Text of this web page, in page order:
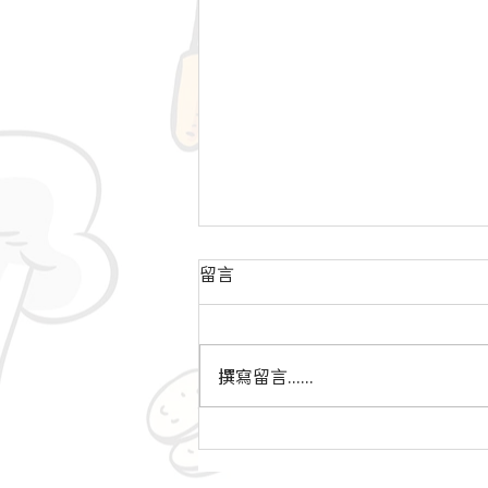
【軟餐滋味分享🤩】紅豆冰軟
留言
撰寫留言......